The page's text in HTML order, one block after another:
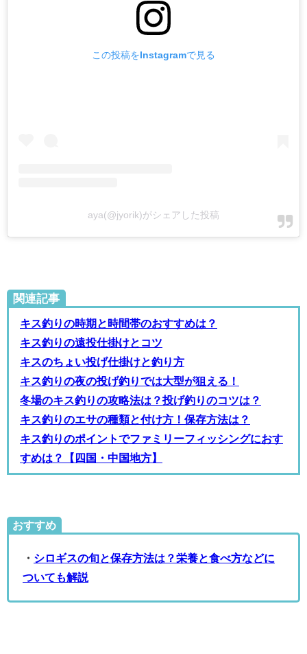
この投稿をInstagramで見る
aya(@jyorik)がシェアした投稿
関連記事
キス釣りの時期と時間帯のおすすめは？
キス釣りの遠投仕掛けとコツ
キスのちょい投げ仕掛けと釣り方
キス釣りの夜の投げ釣りでは大型が狙える！
冬場のキス釣りの攻略法は？投げ釣りのコツは？
キス釣りのエサの種類と付け方！保存方法は？
キス釣りのポイントでファミリーフィッシングにおす
すめは？【四国・中国地方】
おすすめ
・ シロギスの旬と保存方法は？栄養と食べ方などに
ついても解説